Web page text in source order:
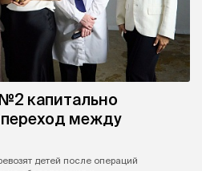
капитально
между
детей после операций